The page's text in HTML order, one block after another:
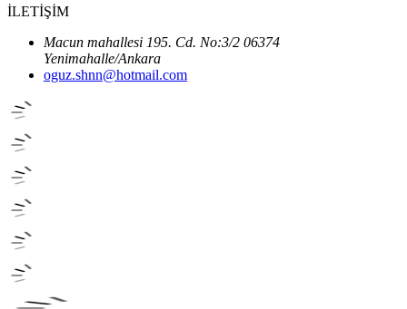
İLETİŞİM
Macun mahallesi 195. Cd. No:3/2 06374
Yenimahalle/Ankara
oguz.shnn@hotmail.com